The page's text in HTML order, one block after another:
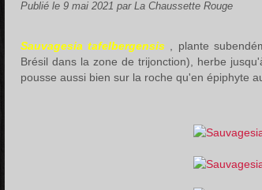
Publié le 9 mai 2021 par La Chaussette Rouge
Sauvagesia tafelbergensis , plante
Brésil dans la zone de trijonction), herbe
pousse aussi bien sur la roche qu'en épiphyte